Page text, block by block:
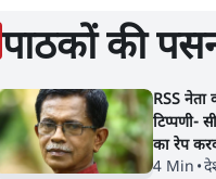
पाठकों की
RSS नेता
टिप्पणी-
का रेप
4 Min •